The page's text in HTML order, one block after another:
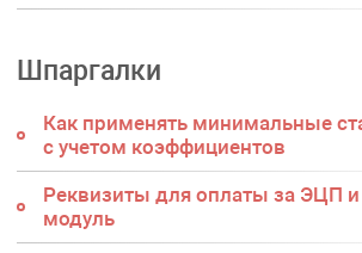
Шпаргалки
Как применять минимальные
с учетом коэффициентов
Реквизиты для оплаты за ЭЦП
модуль